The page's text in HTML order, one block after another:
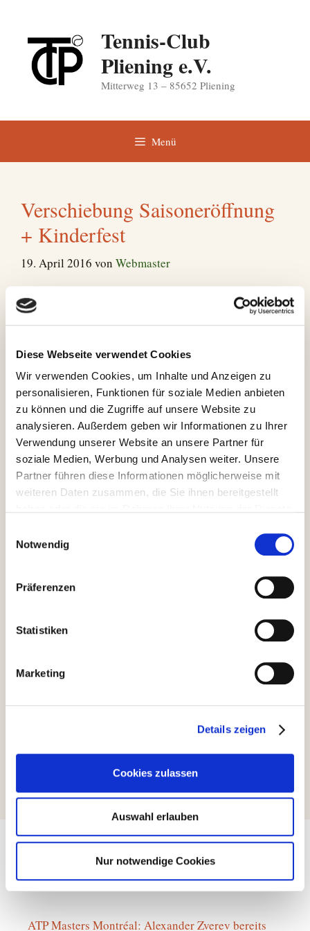
Diese Webseite verwendet Cookies
Wir verwenden Cookies, um Inhalte und Anzeigen zu
personalisieren, Funktionen für soziale Medien anbieten
zu können und die Zugriffe auf unsere Website zu
analysieren. Außerdem geben wir Informationen zu Ihrer
Verwendung unserer Website an unsere Partner für
soziale Medien, Werbung und Analysen weiter. Unsere
Partner führen diese Informationen möglicherweise mit
weiteren Daten zusammen, die Sie ihnen bereitgestellt
Notwendig
Präferenzen
Statistiken
Marketing
Details zeigen
Cookies zulassen
Auswahl erlauben
Nur notwendige Cookies
springen
Tennis-Club
Pliening e.V.
Mitterweg 13 – 85652 Pliening
Menü
Verschiebung Saisoneröffnung
+ Kinderfest
19. April 2016 von Webmaster
Liebe Mitglieder,
kommenden Wochenende verschieben
wir unsere Saisoneröffnung
aufSamstag, 30. April 2016. Der
Ablauf/Zeitplan bleibt wie
ursprünglich vorgesehen.
Auch das für Sonntag geplante
Kinderfest müssen wir leider
wirSamstag, den 23. Juli
dann vorab.
Kategorien
Allgemein
Tennis-Jugend des SC Baldham-Vaterstetten setzt
sich knapp gegen TC Pliening durch
Start Sommertraining am 25. April
Tennis News
ATP Masters Montréal: Alexander Zverev bereits